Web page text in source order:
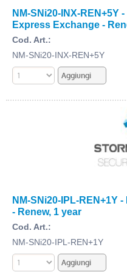
NM-SNi20-INX-REN+5Y
Express Exchange -
Cod. Art.:
NM-SNi20-INX-REN+5Y
NM-SNi20-IPL-REN+1Y
- Renew, 1 year
Cod. Art.:
NM-SNi20-IPL-REN+1Y